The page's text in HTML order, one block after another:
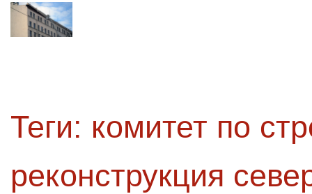
Теги: комитет по
реконструкция